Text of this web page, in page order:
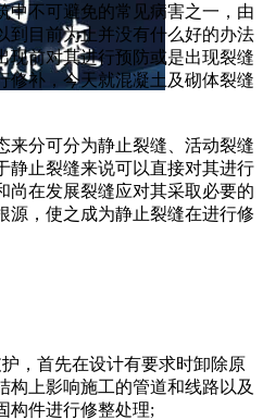
中不可避免的常见病害之一，由
到目前为止并没有什么好的办法
现前对其进行预防或是出现裂缝
修补，今天就混凝土及砌体裂缝
来分可分为静止裂缝、活动裂缝
静止裂缝来说可以直接对其进行
尚在发展裂缝应对其采取必要的
源，使之成为静止裂缝在进行修
，首先在设计有要求时卸除原
构上影响施工的管道和线路以及
构件进行修整处理;